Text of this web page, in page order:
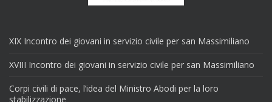
XIX Incontro dei giovani in servizio civile per san Massimiliano
XVIII Incontro dei giovani in servizio civile per san Massimiliano
Corpi civili di pace, l’idea del Ministro Abodi per la loro
stabilizzazione